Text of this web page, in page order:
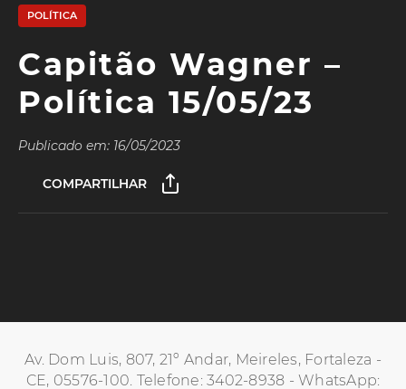
POLÍTICA
Capitão Wagner –
Política 15/05/23
Publicado em: 16/05/2023
COMPARTILHAR
Av. Dom Luis, 807, 21º Andar, Meireles, Fortaleza -
CE, 05576-100. Telefone: 3402-8938 - WhatsApp: